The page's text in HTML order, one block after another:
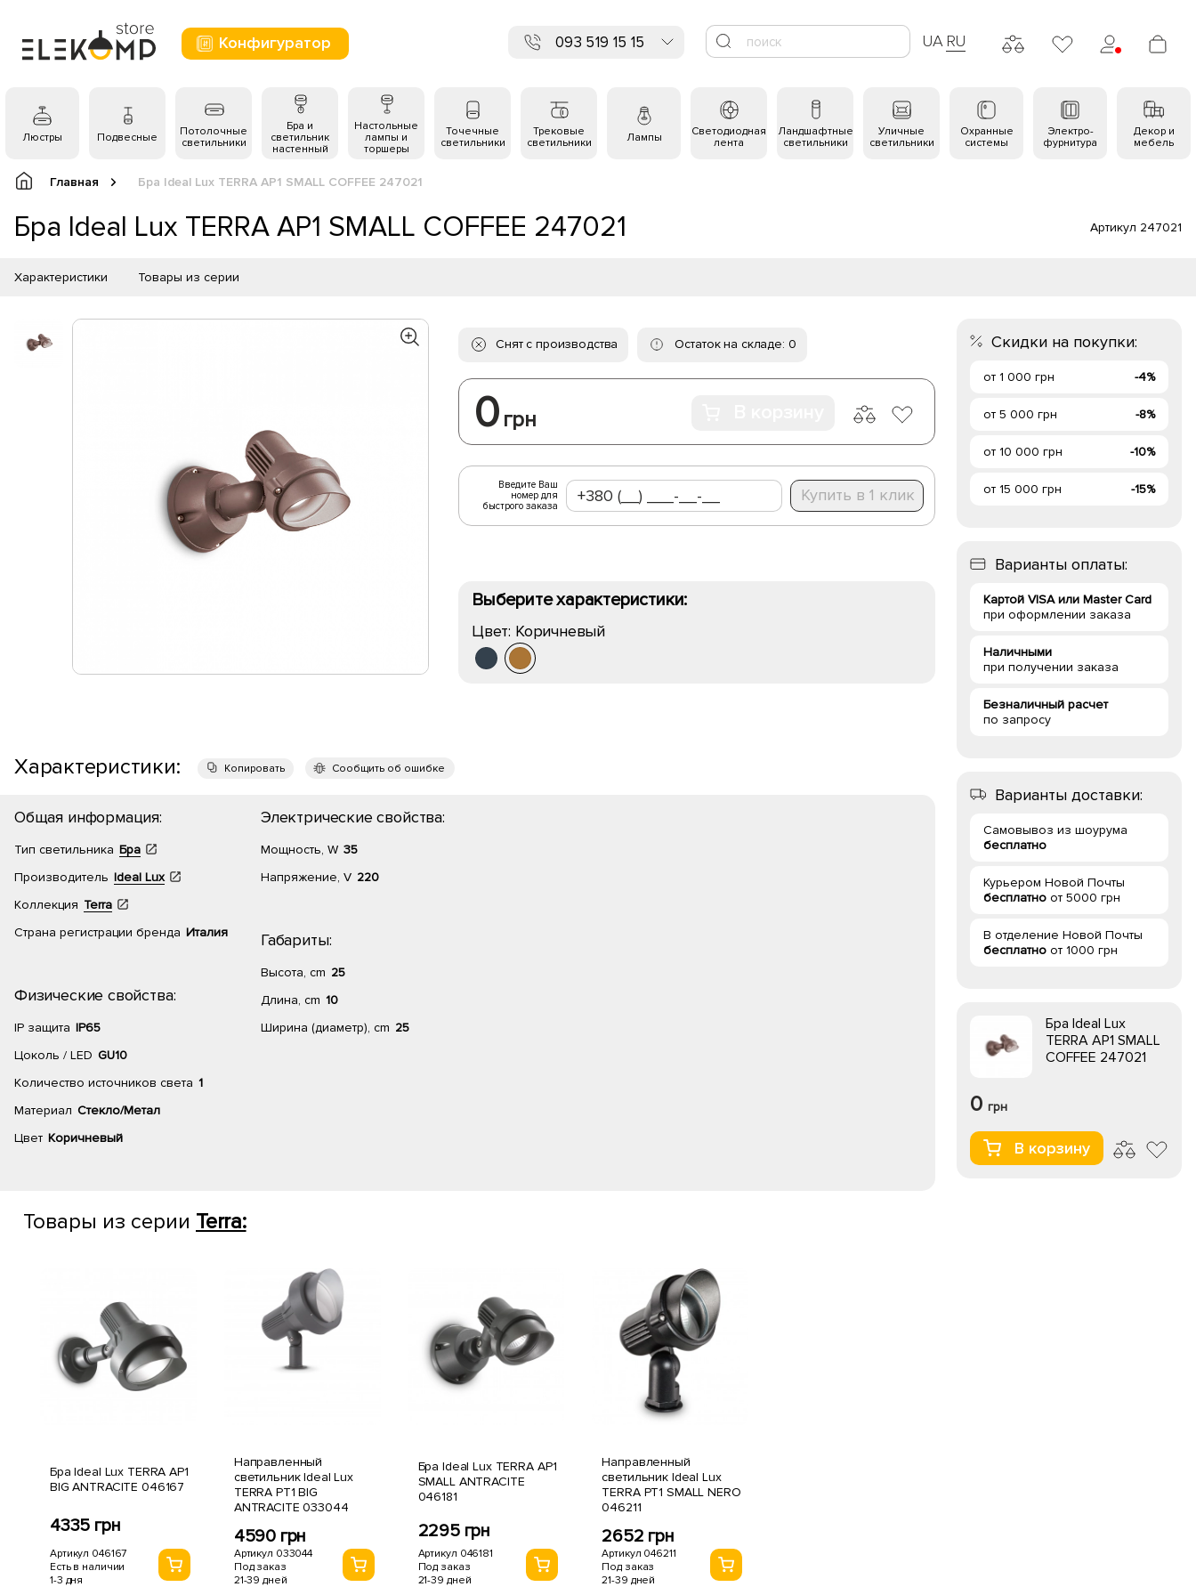
Конфигуратор 093 519 15 15 UA RU
Люстры Подвесные
Потолочные
светильники
Бра и
светильник
настенный
Настольные
лампы и
торшеры
Точечные
светильники
Трековые
светильники
Лампы
Светодиодная
лента
Ландшафтные
светильники
Уличные
светильники
Охранные
системы
Электро-
фурнитура
Декор и
мебель
Главная Бра Ideal Lux TERRA AP1 SMALL COFFEE 247021
Бра Ideal Lux TERRA AP1 SMALL COFFEE 247021 Артикул 247021
Характеристики Товары из серии
Снят с производства Остаток на складе: 0
0 грн
Введите Ваш
номер для
быстрого заказа
Купить в 1 клик
Выберите характеристики:
Цвет: Коричневый
Характеристики: Копировать Сообщить об ошибке
Общая информация:
Тип светильника Бра
Производитель Ideal Lux
Коллекция Terra
Страна регистрации бренда Италия
Физические свойства:
IP защита IP65
Цоколь / LED GU10
Количество источников света 1
Материал Стекло/Метал
Цвет Коричневый
Электрические свойства:
Мощность, W 35
Напряжение, V 220
Габариты:
Высота, cm 25
Длина, cm 10
Ширина (диаметр), cm 25
Товары из серии Terra:
Бра Ideal Lux TERRA AP1
BIG ANTRACITE 046167
4335 грн
Артикул 046167
Есть в наличии
1-3 дня
Направленный
светильник Ideal Lux
TERRA PT1 BIG
ANTRACITE 033044
4590 грн
Артикул 033044
Под заказ
21-39 дней
Бра Ideal Lux TERRA AP1
SMALL ANTRACITE
046181
2295 грн
Артикул 046181
Под заказ
21-39 дней
Направленный
светильник Ideal Lux
TERRA PT1 SMALL NERO
046211
2652 грн
Артикул 046211
Под заказ
21-39 дней
Скидки на покупки:
от 1 000 грн -4%
от 5 000 грн -8%
от 10 000 грн -10%
от 15 000 грн -15%
Варианты оплаты:
Картой VISA или Master Card
при оформлении заказа
Наличными
при получении заказа
Безналичный расчет
по запросу
Варианты доставки:
Самовывоз из шоурума
бесплатно
Курьером Новой Почты
бесплатно от 5000 грн
В отделение Новой Почты
бесплатно от 1000 грн
Бра Ideal Lux
TERRA AP1 SMALL
COFFEE 247021
0 грн
В корзину